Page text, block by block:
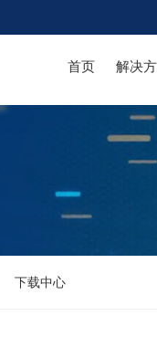
首页 解决
下载中心